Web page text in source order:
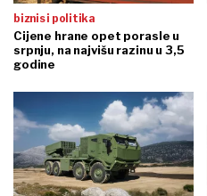
biznis i politika
Cijene hrane opet porasle u
srpnju, na najvišu razinu u 3,5
godine